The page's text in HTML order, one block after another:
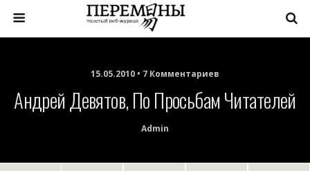
15.05.2010 • 7 Комментариев
Андрей Девятов, По Просьбам Читателей
Admin